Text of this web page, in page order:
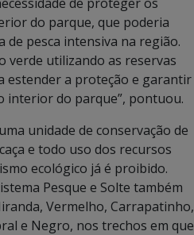
do parque, que poderia
de pesca intensiva na região.
verde utilizando as reservas
estender a proteção e garantir
interior do parque”, pontuou.
unidade de conservação de
e todo uso dos recursos
ecológico já é proibido.
Pesque e Solte também
Vermelho, Carrapatinho,
e Negro, nos trechos em que